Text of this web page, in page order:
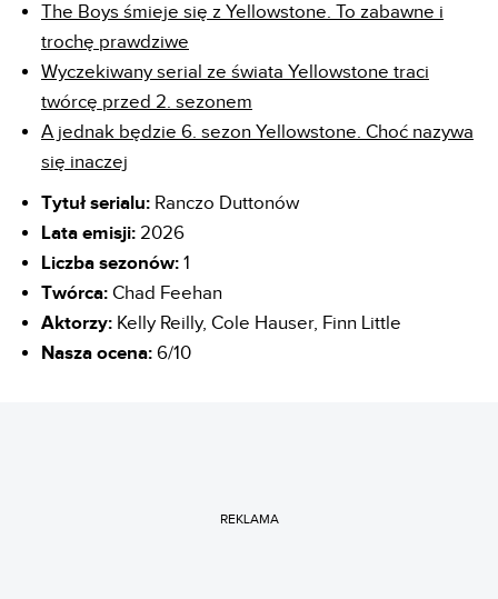
The Boys śmieje się z Yellowstone. To zabawne i
trochę prawdziwe
Wyczekiwany serial ze świata Yellowstone traci
twórcę przed 2. sezonem
A jednak będzie 6. sezon Yellowstone. Choć nazywa
się inaczej
Tytuł serialu: Ranczo Duttonów
Lata emisji: 2026
Liczba sezonów: 1
Twórca: Chad Feehan
Aktorzy: Kelly Reilly, Cole Hauser, Finn Little
Nasza ocena: 6/10
REKLAMA